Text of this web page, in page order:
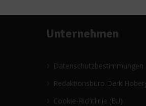
Unternehmen
Datenschutzbestimmungen
Redaktionsbüro Derk
Cookie-Richtlinie (EU)